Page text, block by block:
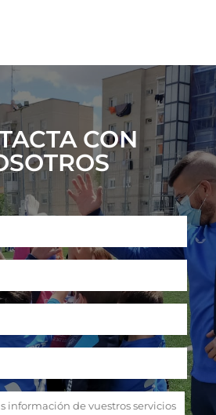
CON